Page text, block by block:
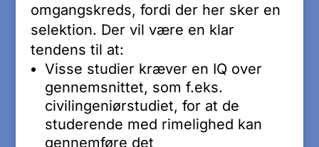
omgangskreds, fordi der her sker en
selektion. Der vil være en klar
tendens til at:
Visse studier kræver en IQ over
gennemsnittet, som f.eks.
civilingeniørstudiet, for at de
studerende med rimelighed kan
gennemføre det